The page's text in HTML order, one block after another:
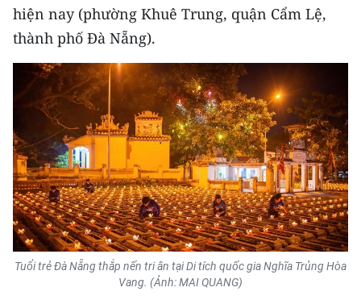
hiện nay (phường Khuê Trung, quận Cẩm Lệ,
thành phố Đà Nẵng).
Tuổi trẻ Đà Nẵng thắp nến tri ân tại Di tích quốc gia Nghĩa Trủng Hòa
Vang. (Ảnh: MAI QUANG)